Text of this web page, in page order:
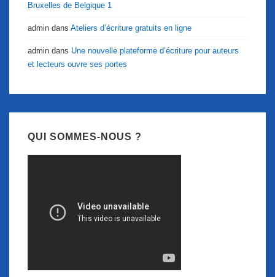
Bruxelles de Belgique 1
admin dans Ateliers d’écriture gratuits en ligne
admin dans Une nouvelle plateforme d’écriture pour auteurs
et lecteurs ouvre ses portes
QUI SOMMES-NOUS ?